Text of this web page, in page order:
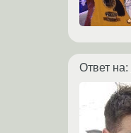
Ответ на: